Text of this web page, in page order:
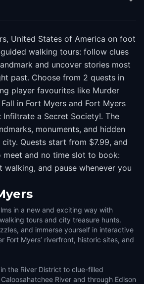
United States of America on foot
walking tours: follow clues
and uncover stories most
past. Choose from 2 quests in
player favourites like Murder
in Fort Myers and Fort Myers
a Secret Society!. The
monuments, and hidden
Quests start from $7.99, and
meet and no time slot to book:
walking, and pause whenever you
in a new and exciting way with
tours and city treasure hunts.
and immerse yourself in interactive
Fort Myers’ riverfront, historic sites, and
the River District to clue-filled
River and through Edison